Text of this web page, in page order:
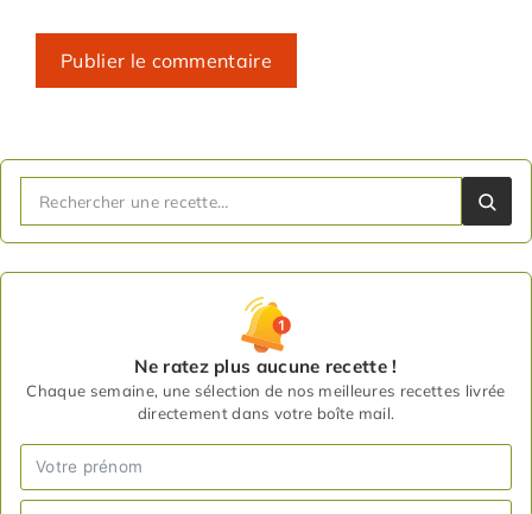
Ne ratez plus aucune recette !
Chaque semaine, une sélection de nos meilleures recettes livrée
directement dans votre boîte mail.